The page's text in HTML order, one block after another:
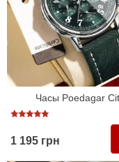
Часы Poedagar
1 195 грн